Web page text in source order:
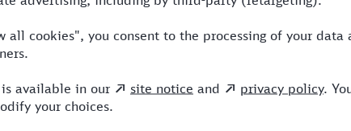
19.08.26
Neustrelitz Hbf
19.08.26
2:34 1 BUS,RE